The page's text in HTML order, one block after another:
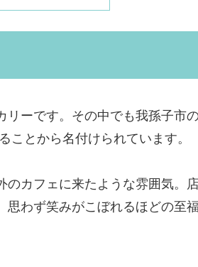
ーです。その中でも我孫子市
ことから名付けられています。
カフェに来たような雰囲気。
わず笑みがこぼれるほどの至